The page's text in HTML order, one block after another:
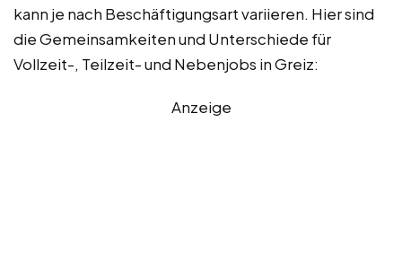
kann je nach Beschäftigungsart variieren. Hier sind
die Gemeinsamkeiten und Unterschiede für
Vollzeit-, Teilzeit- und Nebenjobs in Greiz:
Anzeige